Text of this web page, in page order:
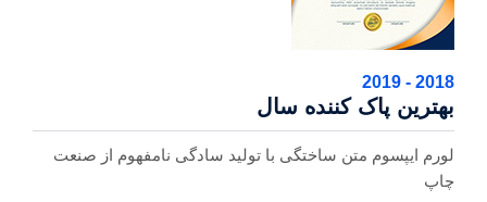
2018 - 2019
بهترین پاک کننده سال
لورم ایپسوم متن ساختگی با تولید سادگی نامفهوم از صنعت
چاپ